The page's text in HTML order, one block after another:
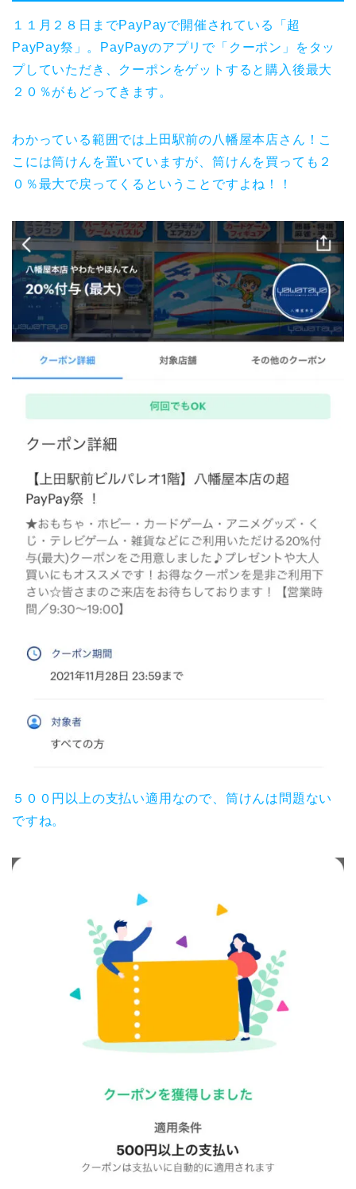
１１月２８日までPayPayで開催されている「超
PayPay祭」。PayPayのアプリで「クーポン」をタッ
プしていただき、クーポンをゲットすると購入後最大
２０％がもどってきます。
わかっている範囲では上田駅前の八幡屋本店さん！こ
こには筒けんを置いていますが、筒けんを買っても２
０％最大で戻ってくるということですよね！！
５００円以上の支払い適用なので、筒けんは問題ない
ですね。